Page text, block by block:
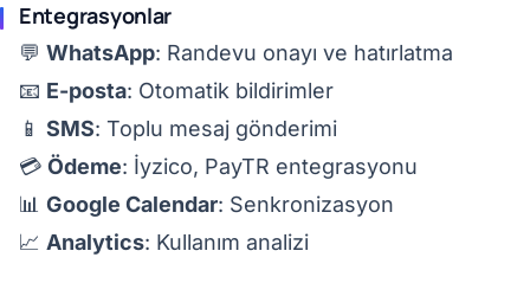
Entegrasyonlar
💬 WhatsApp: Randevu onayı ve hatırlatma
📧 E-posta: Otomatik bildirimler
📱 SMS: Toplu mesaj gönderimi
💳 Ödeme: İyzico, PayTR entegrasyonu
📊 Google Calendar: Senkronizasyon
📈 Analytics: Kullanım analizi